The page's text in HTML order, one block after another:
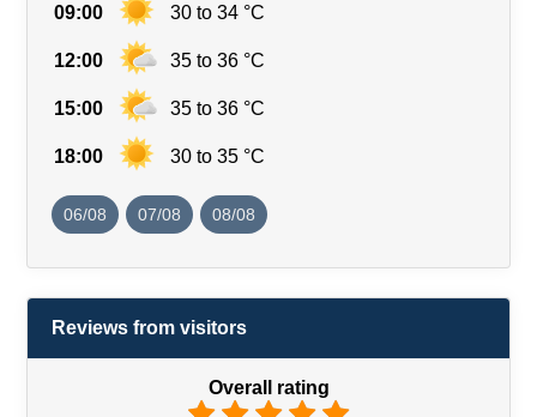
09:00 30 to 34 °C
12:00 35 to 36 °C
15:00 35 to 36 °C
18:00 30 to 35 °C
06/08 07/08 08/08
Reviews from visitors
Overall rating